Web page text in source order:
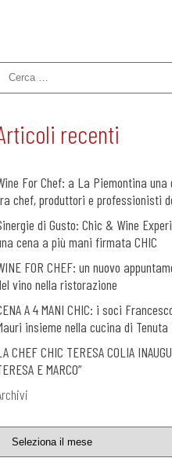
recenti
For Chef: a La Piemontina
chef, produttori e professionisti
di Gusto: Chic & Wine
cena a più mani firmata CHIC
FOR CHEF: un nuovo
vino nella ristorazione
A 4 MANI CHIC: i soci
insieme nella cucina di Tenuta
CHEF CHIC TERESA COLIA
E MARCO”